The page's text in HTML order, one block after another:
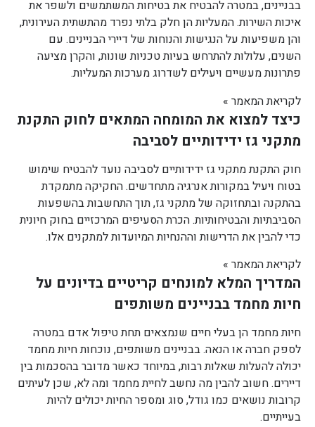
בבניינים, במטרה להבטיח את בטיחות המשתמשים ולשפר את
איכות השירות. המעליות הן חלק בלתי נפרד מהתשתית העירונית,
והן משפיעות על הנגישות והנוחות של דיירי הבניינים. עם
השנים, עלולות להתרחש בעיות טכניות שונות, והקרן מציעה
פתרונות מעשיים ויעילים לשדרוג מערכות המעליות.
לקריאת המאמר »
כיצד למצוא את המומחה המתאים לחוק התקנת
מתקני גז ידידותיים לסביבה
חוק התקנת מתקני גז ידידותיים לסביבה נועד להבטיח שימוש
בטוח ויעיל במקורות אנרגיה מתחדשים. החקיקה מתמקדת
בהתקנה ובתחזוקה של מתקני גז, תוך התחשבות בהשפעות
הסביבתיות והבטיחותיות. הכרת הסעיפים המרכזיים בחוק חיונית
כדי להבין את הדרישות וההנחיות המיועדות למתקנים אלו.
לקריאת המאמר »
המדריך המלא למונחים קריטיים בדיונים על
חיות מחמד בבניינים משותפים
חיות מחמד הן בעלי חיים שנמצאים תחת טיפול אדם במטרה
לספק חברה או הנאה. בבניינים משותפים, נוכחות חיות מחמד
יכולה להעלות שאלות רבות, במיוחד כאשר מדובר בהסכמות בין
דיירים. חשוב להבין מה נחשב לחיית מחמד ומה לא, שכן לעיתים
קרובות נושאים כמו גודל, סוג ומספר החיות יכולים להיות
בעייתיים.